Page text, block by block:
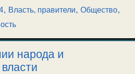
, Власть, правители,Общество,
народа и